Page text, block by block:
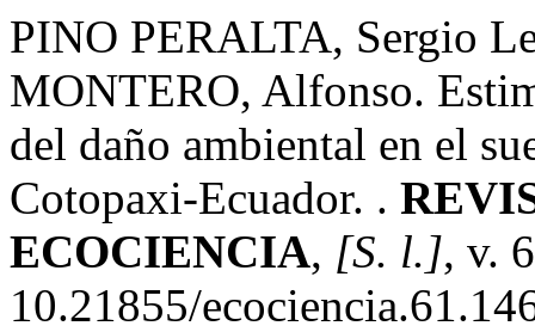
PINO PERALTA, Sergio
MONTERO, Alfonso.
del daño ambiental en el
Cotopaxi-Ecuador. .
ECOCIENCIA, [S. l.], v.
10.21855/